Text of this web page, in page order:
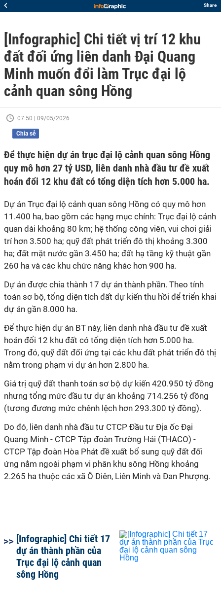
Share
[Infographic] Chi tiết vị trí 12 khu
đất đối ứng liên danh Đại Quang
Minh muốn đổi làm Trục đại lộ
cảnh quan sông Hồng
07:50 | 09/05/2026
Chia sẻ
Để thực hiện dự án trục đại lộ cảnh quan sông Hồng
quy mô hơn 27 tỷ USD, liên danh nhà đầu tư đề xuất
hoán đổi 12 khu đất có tổng diện tích hơn 5.000 ha.
Dự án Trục đại lộ cảnh quan sông Hồng có quy mô hơn
11.400 ha, bao gồm các hạng mục chính: Trục đại lộ cảnh
quan dài khoảng 80 km; hệ thống công viên, vui chơi giải
trí hơn 3.500 ha; quỹ đất phát triển đô thị khoảng 3.300
ha; đất mặt nước gần 3.450 ha; đất hạ tầng kỹ thuật gần
260 ha và các khu chức năng khác hơn 900 ha.
Dự án được chia thành 17 dự án thành phần. Theo tính
toán sơ bộ, tổng diện tích đất dự kiến thu hồi để triển khai
dự án gần 8.000 ha.
Để thực hiện dự án BT này, liên danh nhà đầu tư đề xuất
hoán đổi 12 khu đất có tổng diện tích hơn 5.000 ha.
Trong đó, quỹ đất đối ứng tại các khu đất phát triển đô thị
nằm trong phạm vi dự án hơn 2.800 ha.
Giá trị quỹ đất thanh toán sơ bộ dự kiến 420.950 tỷ đồng
nhưng tổng mức đầu tư dự án khoảng 714.256 tỷ đồng
(tương đương mức chênh lệch hơn 293.300 tỷ đồng).
Do đó, liên danh nhà đầu tư CTCP Đầu tư Địa ốc Đại
Quang Minh - CTCP Tập đoàn Trường Hải (THACO) -
CTCP Tập đoàn Hòa Phát đề xuất bổ sung quỹ đất đối
ứng nằm ngoài phạm vi phân khu sông Hồng khoảng
2.265 ha thuộc các xã Ô Diên, Liên Minh và Đan Phượng.
[Infographic] Chi tiết 17
dự án thành phần của
Trục đại lộ cảnh quan
sông Hồng